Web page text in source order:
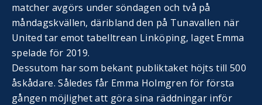
matcher avgörs under söndagen och två på
måndagskvällen, däribland den på Tunavallen när
United tar emot tabelltrean Linköping, laget Emma
spelade för 2019.
Dessutom har som bekant publiktaket höjts till 500
åskådare. Således får Emma Holmgren för första
gången möjlighet att göra sina räddningar inför